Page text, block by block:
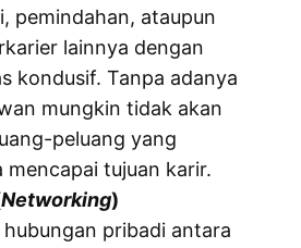
pemindahan, ataupun
lainnya dengan
kondusif. Tanpa adanya
mungkin tidak akan
peluang yang
mencapai tujuan karir.
Networking)
pribadi antara